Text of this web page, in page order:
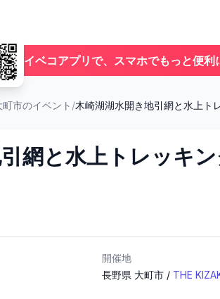
イベコアプリで、スマホでもっと便利
町市のイベント /木崎湖湖水開き地引網と水上ト
網と水上トレッキ
開催地
長野県 大町市 / THE